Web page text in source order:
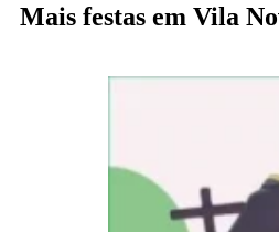
Mais festas em Vila